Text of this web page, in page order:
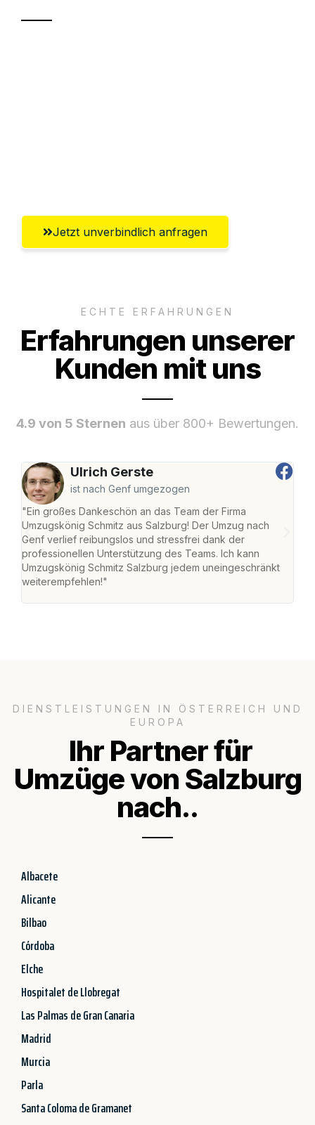
Jetzt unverbindlich anfragen
ECHTE ERFAHRUNGEN
Erfahrungen unserer
Kunden mit uns
4.9 von 5 Sternen aus über 800+ Bewertungen.
Ulrich Gerste
ist nach Genf umgezogen
"Ein großes Dankeschön an das Team der Firma
Umzugskönig Schmitz aus Salzburg! Der Umzug nach
Genf verlief reibungslos und stressfrei dank der
professionellen Unterstützung des Teams. Ich kann
Umzugskönig Schmitz Salzburg jedem uneingeschränkt
weiterempfehlen!"
DIENSTLEISTUNGEN IN ÖSTERREICH UND
EUROPA
Ihr Partner für
Umzüge von Salzburg
nach..
Albacete
Alicante
Bilbao
Córdoba
Elche
Hospitalet de Llobregat
Las Palmas de Gran Canaria
Madrid
Murcia
Parla
Santa Coloma de Gramanet